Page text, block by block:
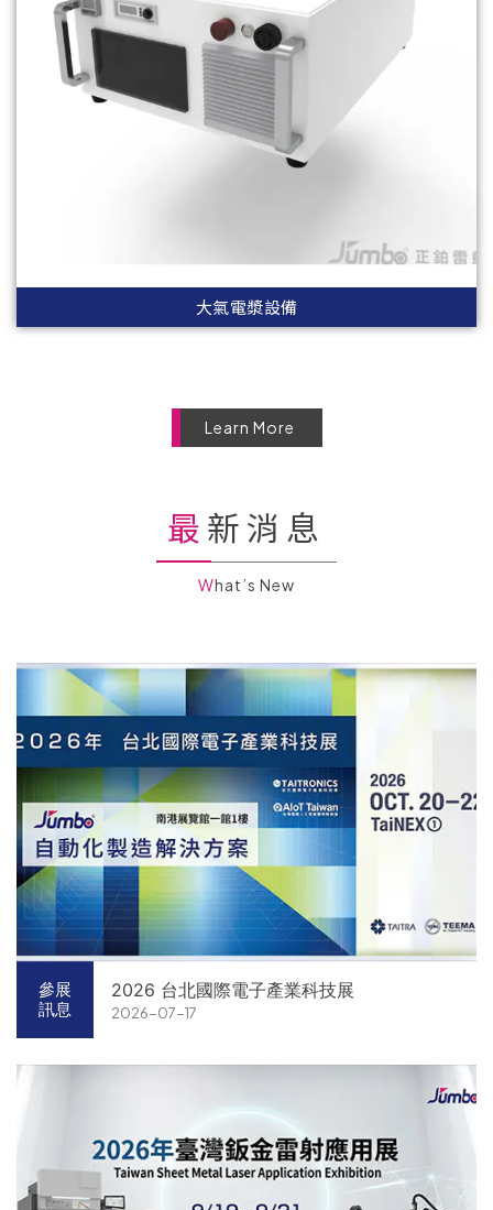
大氣電漿設備
Learn More
最新消息
What’s New
參展
訊息
2026 台北國際電子產業科技展
2026-07-17